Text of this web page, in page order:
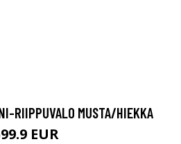
RIIPPUVALO MUSTA/HIEKKA
EUR